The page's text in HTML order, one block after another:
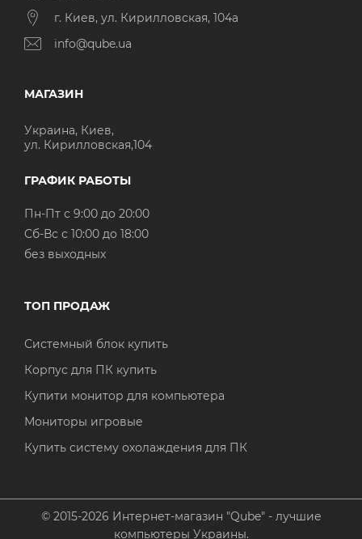
г. Киев, ул. Кирилловская, 104а
info@qube.ua
МАГАЗИН
Украина, Киев,
ул. Кирилловская,104
ГРАФИК РАБОТЫ
Пн-Пт с 9:00 до 20:00
Cб-Вс с 10:00 до 18:00
без выходных
ТОП ПРОДАЖ
Системный блок купить
Корпус для ПК купить
Купити монитор для компьютера
Мониторы игровые
Купить систему охолаждения для ПК
© 2015-2026 Интернет-магазин "Qube" - лучшие
компьютеры Украины.